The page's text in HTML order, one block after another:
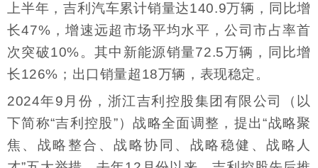
上半年，吉利汽车累计销量达140.9万辆，同比增
长47%，增速远超市场平均水平，公司市占率首
次突破10%。其中新能源销量72.5万辆，同比增
长126%；出口销量超18万辆，表现稳定。
2024年9月份，浙江吉利控股集团有限公司（以
下简称“吉利控股”）战略全面调整，提出“战略聚
焦、战略整合、战略协同、战略稳健、战略人